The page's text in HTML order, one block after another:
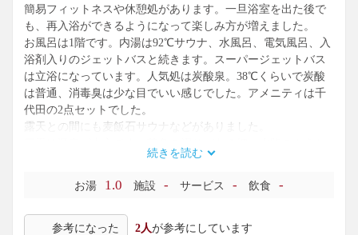
簡易フィットネスや休憩処があります。一旦浴室を出た後で
も、再入浴ができるようになって楽しみ方が増えました。
お風呂は1階です。内湯は92℃サウナ、水風呂、電気風呂、入
浴剤入りのジェットバスと続きます。スーパージェットバス
は立浴になっています。人気処は炭酸泉。38℃くらいで炭酸
は普通、消毒臭は少な目でいい感じでした。アメニティは千
代田の2点セットでした。
露天との間にも麦飯石サウナなどがありました。
浴槽です。打たせ湯と足湯もあります。単純泉ですが、色も
ついていて雰囲気はあります。ただし、露天の温泉は塩素臭
が強くて残念でした。眼が痛くなるレベルでしたので、ちょ
で、主にそちらで楽しみましたが、できればコンディション
続きを読む
お湯 1.0 施設 - サービス - 飲食 -
参考になった 2人が参考にしています